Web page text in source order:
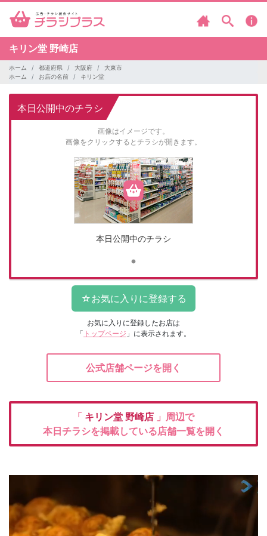
キリン堂 野崎店
ホーム 都道府県 大阪府
大東市
ホーム
お店の名前 キリン堂
本日公開中のチラシ
画像はイメージです。
画像をクリックするとチラシが開きます。
本日公開中のチラシ
お気に入りに登録したお店は
「 トップページ 」に表示されます。
公式店舗ページを開く
「 キリン堂 野崎店 」周辺で
本日チラシを掲載している店舗一覧を開く